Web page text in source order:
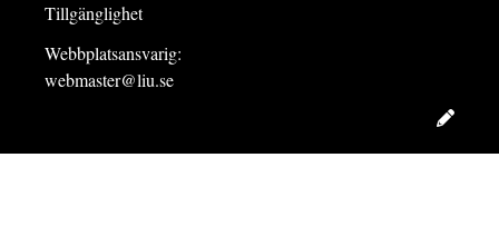
Tillgänglighet
Webbplatsansvarig:
webmaster@liu.se